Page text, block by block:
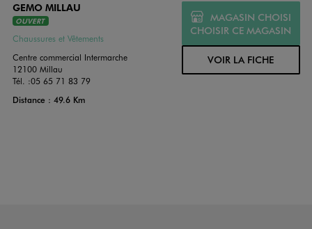
GEMO MILLAU
OUVERT
Chaussures et Vêtements
Centre commercial Intermarche
12100 Millau
Tél. :05 65 71 83 79
Distance : 49.6 Km
MAGASIN CHOISI
CHOISIR CE MAGASIN
VOIR LA FICHE